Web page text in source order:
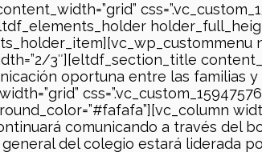
3″][eltdf_section_title
oportuna entre las familias
comunicando a través del
del colegio estará liderada